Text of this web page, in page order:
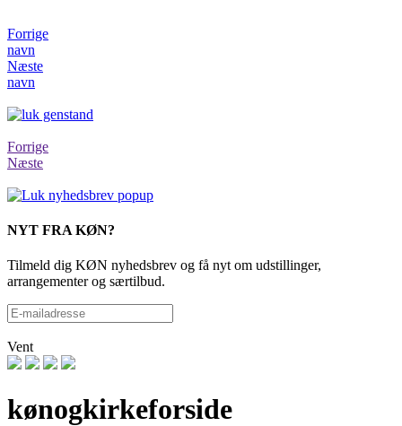
Forrige
navn
Næste
navn
Forrige
Næste
NYT FRA KØN?
Tilmeld dig KØN nyhedsbrev og få nyt om udstillinger,
arrangementer og særtilbud.
Vent
kønogkirkeforside